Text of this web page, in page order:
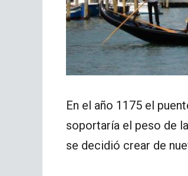
En el año 1175 el
soportaría el peso de
se decidió crear de